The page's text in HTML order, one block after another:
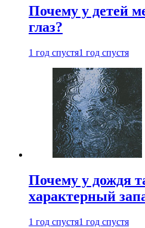
Почему у детей
глаз?
1 год спустя1 год спустя
Почему у дождя
характерный
1 год спустя1 год спустя